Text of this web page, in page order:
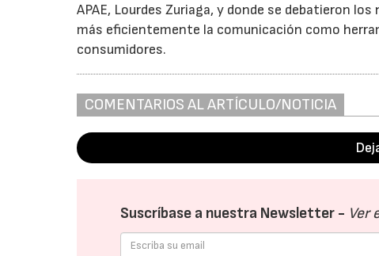
APAE, Lourdes Zuriaga, y donde se debatieron
más eficientemente la comunicación como
consumidores.
COMENTARIOS AL ARTÍCULO/NOTICIA
Suscríbase a nuestra Newsletter - Ver